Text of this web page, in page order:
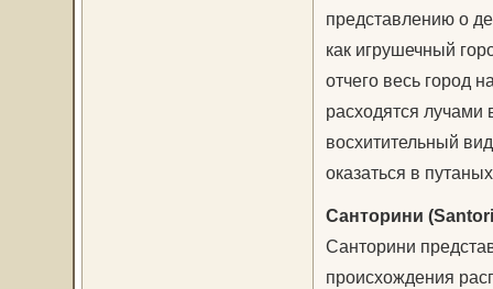
представлению о
как игрушечный
отчего весь город
расходятся лучами
восхитительный
оказаться в
Санторини
Санторини
происхождения